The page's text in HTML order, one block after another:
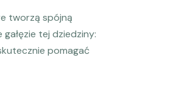
tworzą spójną
tej dziedziny:
pomagać